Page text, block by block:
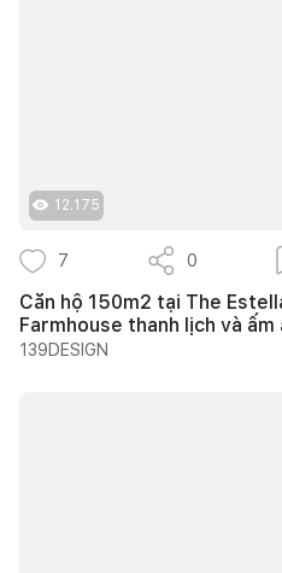
12.175
7 0
Căn hộ 150m2 tại The
Farmhouse thanh lịch và ấm
139DESIGN